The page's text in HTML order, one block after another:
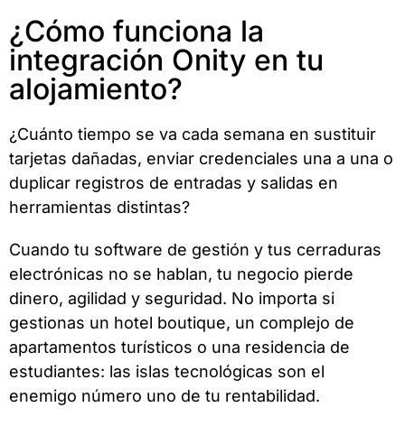
¿Cómo funciona la
integración Onity en tu
alojamiento?
¿Cuánto tiempo se va cada semana en sustituir
tarjetas dañadas, enviar credenciales una a una o
duplicar registros de entradas y salidas en
herramientas distintas?
Cuando tu software de gestión y tus cerraduras
electrónicas no se hablan, tu negocio pierde
dinero, agilidad y seguridad. No importa si
gestionas un hotel boutique, un complejo de
apartamentos turísticos o una residencia de
estudiantes: las islas tecnológicas son el
enemigo número uno de tu rentabilidad.